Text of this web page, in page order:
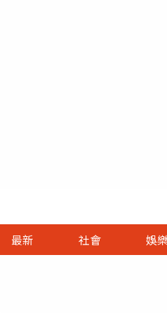
最新 社會 娛樂
娛樂首頁
即時
財經首頁
熱線
政